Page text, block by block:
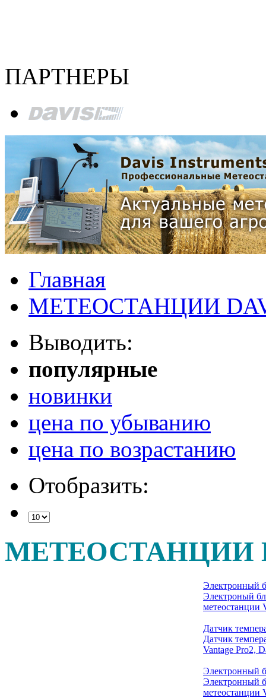
ПАРТНЕРЫ
Главная
МЕТЕОСТАНЦИИ
Выводить:
популярные
новинки
цена по убыванию
цена по возрастанию
Отобразить:
МЕТЕОСТАНЦИИ
Электронный
Электроный
метеостанции
Датчик
Датчик
Vantage Pro2,
Электронный
Электронный
метеостанции